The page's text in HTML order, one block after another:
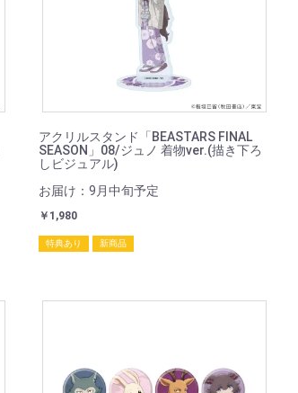
アクリルスタンド「BEASTARS FINAL
SEASON」08/ジュノ 着物ver.(描き下ろ
しビジュアル)
お届け：9月中旬予定
￥1,980
特典あり 新商品